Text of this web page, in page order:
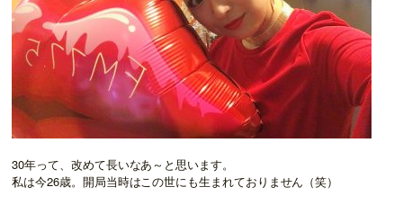
30年って、改めて長いなあ～と思います。
私は今26歳。開局当時はこの世にも生まれておりません（笑）